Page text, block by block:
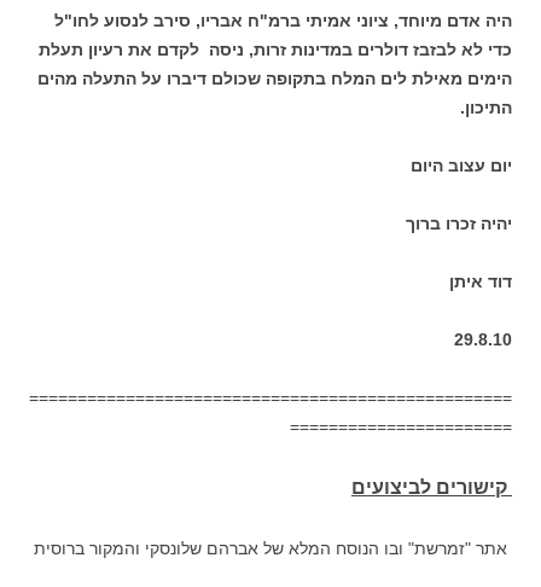
היה אדם מיוחד, ציוני אמיתי ברמ"ח אבריו, סירב לנסוע לחו"ל
כדי לא לבזבז דולרים במדינות זרות, ניסה לקדם את רעיון תעלת
הימים מאילת לים המלח בתקופה שכולם דיברו על התעלה מהים
התיכון.
יום עצוב היום
יהיה זכרו ברוך
דוד איתן
29.8.10
==================================================
=======================
קישורים לביצועים
אתר "זמרשת" ובו הנוסח המלא של אברהם שלונסקי והמקור ברוסית